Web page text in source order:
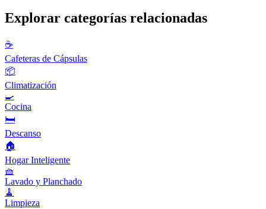
Explorar categorías relacionadas
☕
Cafeteras de Cápsulas
📦
Climatización
🍳
Cocina
🛏️
Descanso
🏠
Hogar Inteligente
🧺
Lavado y Planchado
🧹
Limpieza